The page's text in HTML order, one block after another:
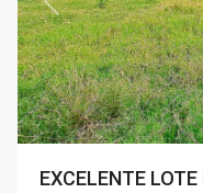
Previous
EXCELENTE